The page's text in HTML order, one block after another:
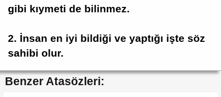
gibi kıymeti de bilinmez.
2. İnsan en iyi bildiği ve yaptığı işte söz
sahibi olur.
Benzer Atasözleri: